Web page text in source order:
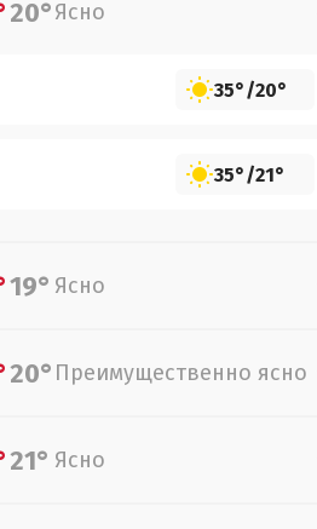
20°Ясно
35°/20°
35°/21°
19° Ясно
20° Преимущественно ясно
21° Ясно